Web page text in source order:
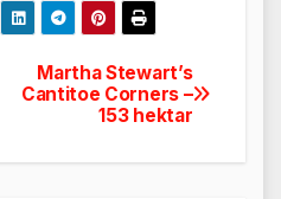
Martha Stewart’s
Cantitoe Corners –
153 hektar